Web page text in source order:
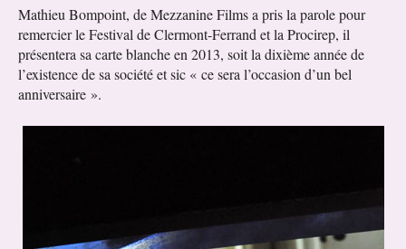
Mathieu Bompoint, de Mezzanine Films a pris la parole pour
remercier le Festival de Clermont-Ferrand et la Procirep, il
présentera sa carte blanche en 2013, soit la dixième année de
l’existence de sa société et sic « ce sera l’occasion d’un bel
anniversaire ».